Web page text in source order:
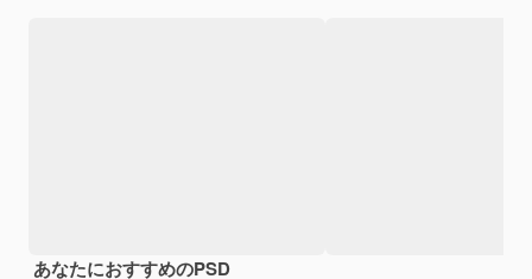
あなたにおすすめのPSD